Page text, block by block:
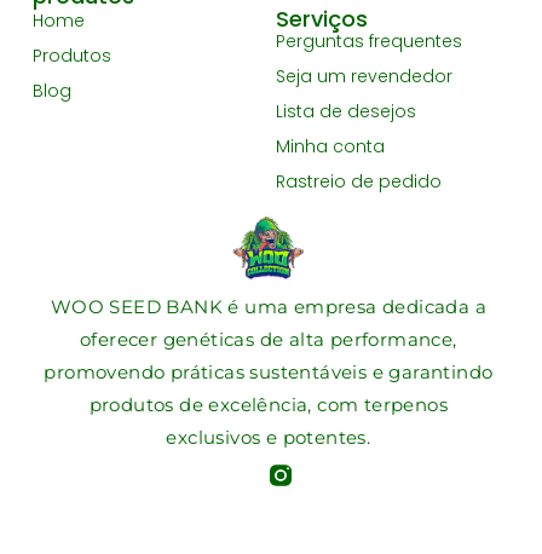
WOO SEED BANK é uma empresa dedicada a
oferecer genéticas de alta performance,
promovendo práticas sustentáveis e garantindo
produtos de excelência, com terpenos
exclusivos e potentes.
Home
Produtos
Blog
Serviços
Perguntas frequentes
Seja um revendedor
Lista de desejos
Minha conta
Rastreio de pedido